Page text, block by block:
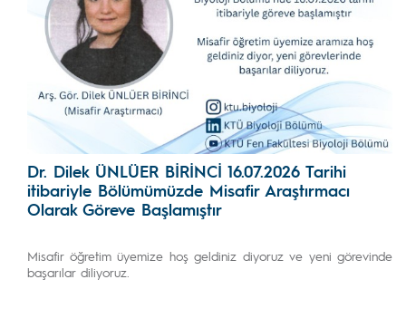
Dr. Dilek ÜNLÜER BİRİNCİ 16.07.2026 Tarihi
itibariyle Bölümümüzde Misafir Araştırmacı
Olarak Göreve Başlamıştır
Misafir öğretim üyemize hoş geldiniz diyoruz ve yeni görevinde
başarılar diliyoruz.